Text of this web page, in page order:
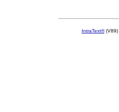
IntraText®(V89)